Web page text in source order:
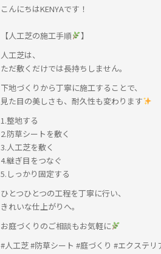
こんにちはKENYAです！
【人工芝の施工手順
】
人工芝は、
ただ敷くだけでは長持ちしません。
下地づくりから丁寧に施工することで、
見た目の美しさも、耐久性も変わります
1.整地する
2.防草シートを敷く
3.人工芝を敷く
4.継ぎ目をつなぐ
5.しっかり固定する
ひとつひとつの工程を丁寧に行い、
きれいな仕上がりへ。
お庭づくりのご相談もお気軽に
#人工芝 #防草シート #庭づくり #エクステ